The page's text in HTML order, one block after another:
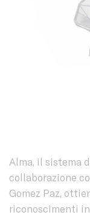
Alma, il sistema
collaborazione
Gomez Paz,
riconoscimenti